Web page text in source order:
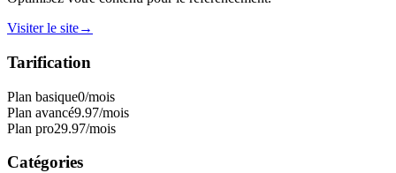
Visiter le site→
Tarification
Plan basique0/mois
Plan avancé9.97/mois
Plan pro29.97/mois
Catégories